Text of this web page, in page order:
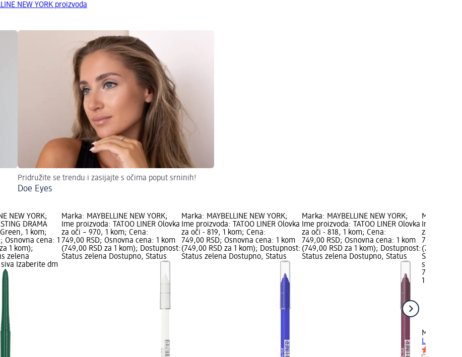
NEW YORK proizvoda
Pridružite se trendu i zasijajte s očima poput srninih!
Doe Eyes
NEW YORK;
DRAMA
1 kom;
Osnovna cena: 1
1 kom);
zelena
Izaberite dm
Marka: MAYBELLINE NEW YORK;
Ime proizvoda: TATOO LINER Olovka
za oči – 970, 1 kom; Cena:
749,00 RSD; Osnovna cena: 1 kom
(749,00 RSD za 1 kom); Dostupnost:
Status zelena Dostupno, Status
Marka: MAYBELLINE NEW YORK;
Ime proizvoda: TATOO LINER Olovka
za oči - 819, 1 kom; Cena:
749,00 RSD; Osnovna cena: 1 kom
(749,00 RSD za 1 kom); Dostupnost:
Status zelena Dostupno, Status
Marka: MAYBELLINE NEW YORK;
Ime proizvoda: TATOO LINER Olovka
za oči - 818, 1 kom; Cena:
749,00 RSD; Osnovna cena: 1 kom
(749,00 RSD za 1 kom); Dostupnost:
Status zelena Dostupno, Status
Marka:
Ime
za oči –
749,00
(749,00
Status
siva
749,00 RSD
1 kom
LINER